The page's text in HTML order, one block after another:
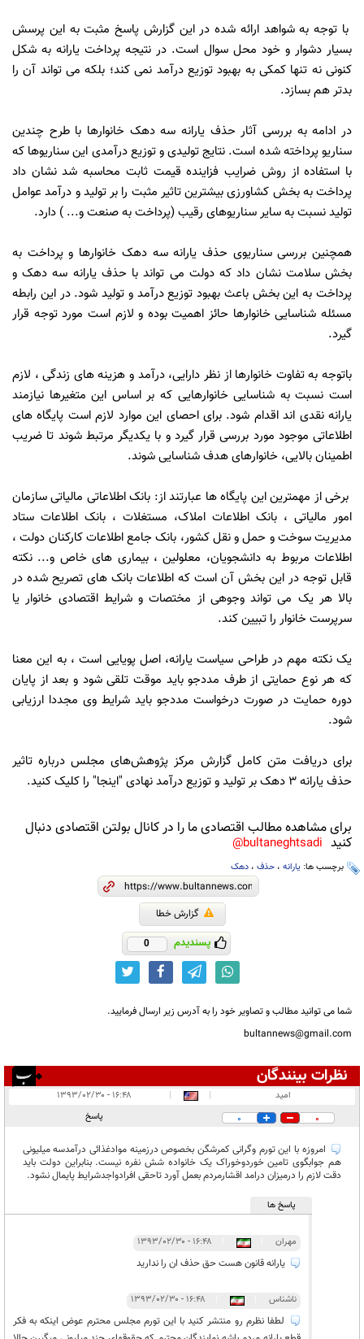
با توجه به شواهد ارائه شده در این گزارش پاسخ مثبت به این پرسش
بسیار دشوار و خود محل سوال است. در نتیجه پرداخت یارانه به شکل
کنونی نه تنها کمکی به بهبود توزیع درآمد نمی کند؛ بلکه می تواند آن را
بدتر هم بسازد.
در ادامه به بررسی آثار حذف یارانه سه دهک خانوارها با طرح چندین
سناریو پرداخته شده است. نتایج تولیدی و توزیع درآمدی این سناریوها که
با استفاده از روش ضرایب فزاینده قیمت ثابت محاسبه شد نشان داد
پرداخت به بخش کشاورزی بیشترین تاثیر مثبت را بر تولید و درآمد عوامل
تولید نسبت به سایر سناریوهای رقیب (پرداخت به صنعت و... ) دارد.
همچنین بررسی سناریوی حذف یارانه سه دهک خانوارها و پرداخت به
بخش سلامت نشان داد که دولت می تواند با حذف یارانه سه دهک و
پرداخت به این بخش باعث بهبود توزیع درآمد و تولید شود. در این رابطه
مسئله شناسایی خانوارها حائز اهمیت بوده و لازم است مورد توجه قرار
گیرد.
باتوجه به تفاوت خانوارها از نظر دارایی، درآمد و هزینه های زندگی ، لازم
است نسبت به شناسایی خانوارهایی که بر اساس این متغیرها نیازمند
یارانه نقدی اند اقدام شود. برای احصای این موارد لازم است پایگاه های
اطلاعاتی موجود مورد بررسی قرار گیرد و با یکدیگر مرتبط شوند تا ضریب
اطمینان بالایی، خانوارهای هدف شناسایی شوند.
برخی از مهمترین این پایگاه ها عبارتند از: بانک اطلاعاتی مالیاتی سازمان
امور مالیاتی ، بانک اطلاعات املاک، مستغلات ، بانک اطلاعات ستاد
مدیریت سوخت و حمل و نقل کشور، بانک جامع اطلاعات کارکنان دولت ،
اطلاعات مربوط به دانشجویان، معلولین ، بیماری های خاص و... نکته
قابل توجه در این بخش آن است که اطلاعات بانک های تصریح شده در
بالا هر یک می تواند وجوهی از مختصات و شرایط اقتصادی خانوار یا
سرپرست خانوار را تبیین کند.
یک نکته مهم در طراحی سیاست یارانه، اصل پویایی است ، به این معنا
که هر نوع حمایتی از طرف مددجو باید موقت تلقی شود و بعد از پایان
دوره حمایت در صورت درخواست مددجو باید شرایط وی مجددا ارزیابی
شود.
برای دریافت متن کامل گزارش مرکز پژوهش‌های مجلس درباره تاثیر
حذف یارانه 3 دهک بر تولید و توزیع درآمد نهادی "اینجا" را کلیک کنید.
برای مشاهده مطالب اقتصادی ما را در کانال بولتن اقتصادی دنبال
کنید bultaneghtsadi@
برچسب ها: یارانه ، حذف ، دهک
گزارش خطا
پسندیدم 0
شما می توانید مطالب و تصاویر خود را به آدرس زیر ارسال فرمایید.
bultannews@gmail.com
نظرات بینندگان
در انتظار بررسی:
امید |
|
۱۶:۴۸ - ۱۳۹۳/۰۲/۳۰
0
0 پاسخ
امروزه با این تورم وگرانی کمرشگن بخصوص درزمینه موادغذائی درآمدسه میلیونی
هم جوابگوی تامین خوردوخوراک یک خانواده شش نفره نیست. بنابراین دولت باید
دقت لازم را درمیزان درامد اقشارمردم بعمل آورد تاحقی افرادواجدشرایط پایمال نشود.
پاسخ ها
مهران ۱۶:۴۸ - ۱۳۹۳/۰۲/۳۰
یارانه قانون هست حق حذف ان را ندارید
ناشناس ۱۶:۴۸ - ۱۳۹۳/۰۲/۳۰
لطفا نظرم رو منتشر کنید با این تورم مجلس محترم عوض اینکه به فکر